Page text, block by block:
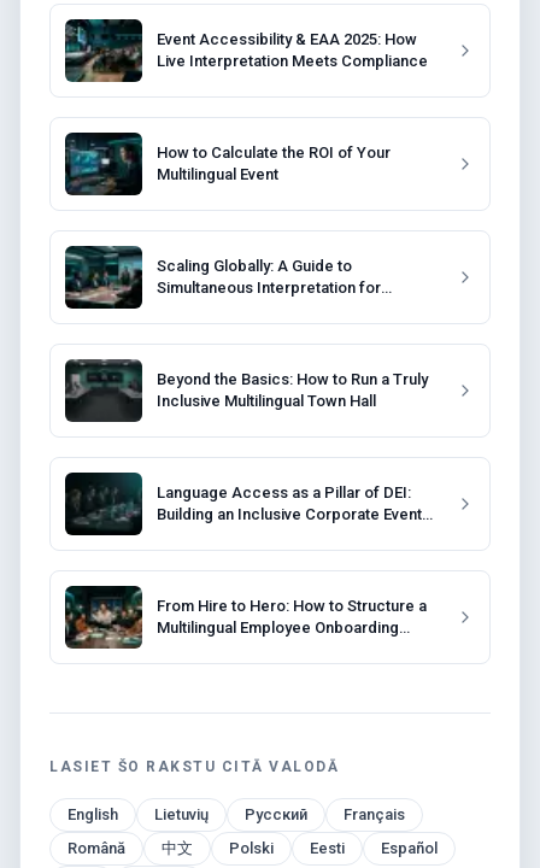
Event Accessibility & EAA 2025: How
Live Interpretation Meets Compliance
How to Calculate the ROI of Your
Multilingual Event
Scaling Globally: A Guide to
Simultaneous Interpretation for
Beyond the Basics: How to Run a Truly
Inclusive Multilingual Town Hall
Language Access as a Pillar of DEI:
Building an Inclusive Corporate Event
From Hire to Hero: How to Structure a
Multilingual Employee Onboarding
LASIET ŠO RAKSTU CITĀ VALODĀ
English Lietuvių Русский
Français
Română
中文 Polski Eesti
Español